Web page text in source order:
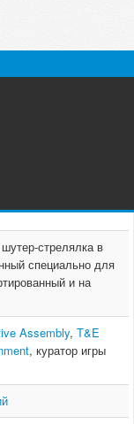
стрелялка в
специально для
и на
Assembly, T&E
, куратор игры